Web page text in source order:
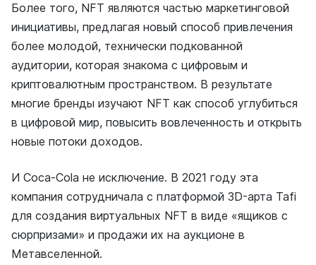
Более того, NFT являются частью маркетинговой
инициативы, предлагая новый способ привлечения
более молодой, технически подкованной
аудитории, которая знакома с цифровым и
криптовалютным пространством. В результате
многие бренды изучают NFT как способ углубиться
в цифровой мир, повысить вовлеченность и открыть
новые потоки доходов.
И Coca-Cola не исключение. В 2021 году эта
компания сотрудничала с платформой 3D-арта Tafi
для создания виртуальных NFT в виде «ящиков с
сюрпризами» и продажи их на аукционе в
Метавселенной.